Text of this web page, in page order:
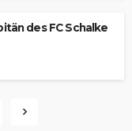
des FC Schalke